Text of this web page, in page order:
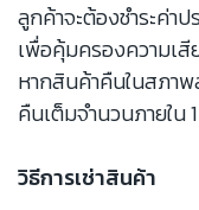
ลูกค้าจะต้องชำระค่า
เพื่อคุ้มครองความเสี
หากสินค้าคืนในสภา
คืนเต็มจำนวนภายใน
วิธีการเช่าสินค้า